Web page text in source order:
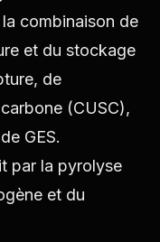
combinaison de
et du stockage
de
(CUSC),
GES.
par la pyrolyse
et du